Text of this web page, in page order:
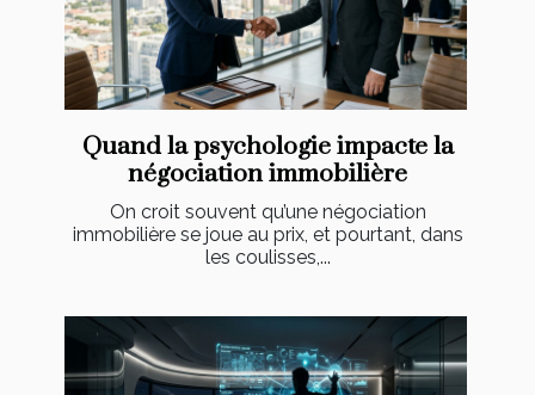
Quand la psychologie impacte la
négociation immobilière
On croit souvent qu’une négociation
immobilière se joue au prix, et pourtant, dans
les coulisses,...